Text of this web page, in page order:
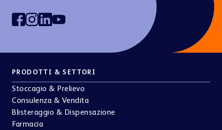
PRODOTTI & SETTORI
Stoccagio & Prelievo
Consulenza & Vendita
Blisteraggio & Dispensazione
Farmacia